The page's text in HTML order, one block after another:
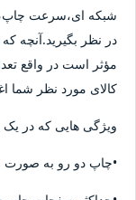
شبکه ای،سرعت
در نظر بگیرید.آنچه
مؤثر است در واقع
کالای مورد نظر شما
ویژگی هایی که در یک
•چاپ دو رو به صورت